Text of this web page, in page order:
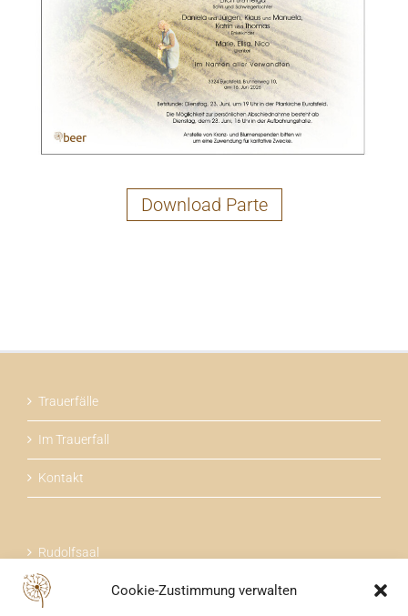
Cookie-Zustimmung verwalten
Download Parte
Trauerfälle
Im Trauerfall
Kontakt
Rudolfsaal
Über uns